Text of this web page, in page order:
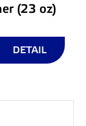
(23 oz)
DETAIL